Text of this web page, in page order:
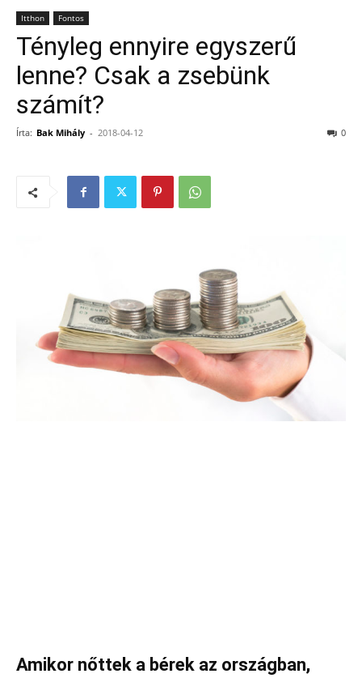
Itthon Fontos
Tényleg ennyire egyszerű
lenne? Csak a zsebünk
számít?
Írta: Bak Mihály - 2018-04-12 0
Amikor nőttek a bérek az országban,